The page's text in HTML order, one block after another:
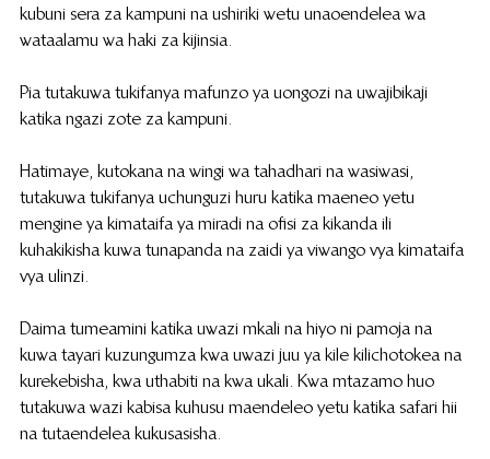
kubuni sera za kampuni na ushiriki wetu unaoendelea wa
wataalamu wa haki za kijinsia.
Pia tutakuwa tukifanya mafunzo ya uongozi na uwajibikaji
katika ngazi zote za kampuni.
Hatimaye, kutokana na wingi wa tahadhari na wasiwasi,
tutakuwa tukifanya uchunguzi huru katika maeneo yetu
mengine ya kimataifa ya miradi na ofisi za kikanda ili
kuhakikisha kuwa tunapanda na zaidi ya viwango vya kimataifa
vya ulinzi.
Daima tumeamini katika uwazi mkali na hiyo ni pamoja na
kuwa tayari kuzungumza kwa uwazi juu ya kile kilichotokea na
kurekebisha, kwa uthabiti na kwa ukali.  Kwa mtazamo huo
tutakuwa wazi kabisa kuhusu maendeleo yetu katika safari hii
na tutaendelea kukusasisha.